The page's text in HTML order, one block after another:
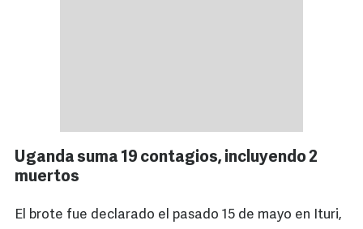
Uganda suma 19 contagios, incluyendo 2
muertos
El brote fue declarado el pasado 15 de mayo en Ituri,